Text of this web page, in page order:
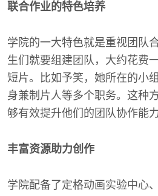
联合作业的特色培养
学院的一大特色就是重视团队
生们就要组建团队，大约花费
短片。比如予笑，她所在的小
身兼制片人等多个职务。这种
够有效提升他们的团队协作能
丰富资源助力创作
学院配备了定格动画实验中心